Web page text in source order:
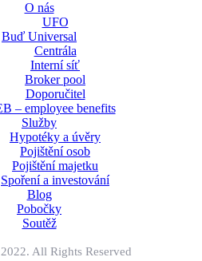
O nás
UFO
Buď Universal
Centrála
Interní síť
Broker pool
Doporučitel
– employee benefits
Služby
Hypotéky a úvěry
Pojištění osob
Pojištění majetku
Spoření a investování
Blog
Pobočky
Soutěž
All Rights Reserved